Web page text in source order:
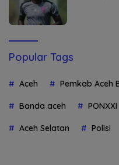
Popular Tags
Aceh Pemkab Aceh
Banda aceh PONXXI
Aceh Selatan Polisi